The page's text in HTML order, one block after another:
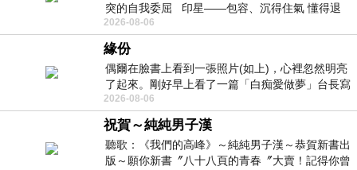
突的自我委屈 印星——包容、沉得住氣 懂得退
一步觀察，不會
2026-08-06
緣份
偶爾在臉書上看到一張照片(如上)，心裡忽然明亮
了起來。剛好早上看了一篇「白痴愛做夢」台長寫
的貼文，在回顧年輕時瘋狂愛上
2026-08-06
祝賀～純純男子漢
聽歌：《我們的高峰》～純純男子漢～恭賀新書出
版～願你新書〞八十八頁的青春〞大賣！記得你曾